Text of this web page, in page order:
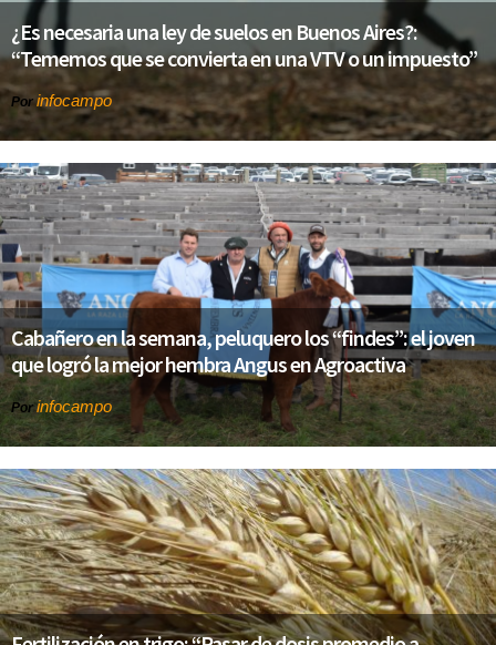
¿Es necesaria una ley de suelos en Buenos Aires?:
“Tememos que se convierta en una VTV o un impuesto”
Por infocampo
Cabañero en la semana, peluquero los “findes”: el joven
que logró la mejor hembra Angus en Agroactiva
Por infocampo